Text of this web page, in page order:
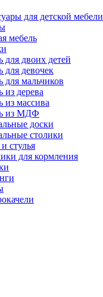
для детской мебели
мебель
для двоих детей
для девочек
для мальчиков
из дерева
из массива
из МДФ
доски
столики
стулья
для кормления